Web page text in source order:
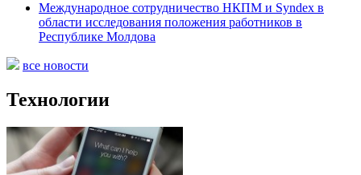
Международное сотрудничество НКПМ и Syndex в
области исследования положения работников в
Республике Молдова
все новости
Технологии